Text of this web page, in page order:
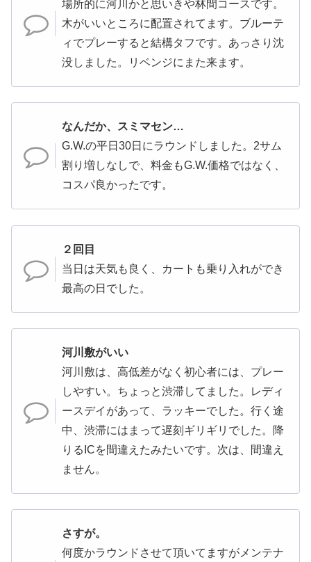
場所的に河川かと思いきや林間コースです。
木がいいところに配置されてます。ブルーテ
ィでプレーすると結構タフです。あっさり沈
没しました。リベンジにまた来ます。
なんだか、スミマセン…
G.W.の平日30日にラウンドしました。2サム
割り増しなしで、料金もG.W.価格ではなく、
コスパ良かったです。
２回目
当日は天気も良く、カートも乗り入れができ
最高の日でした。
河川敷がいい
河川敷は、高低差がなく初心者には、プレー
しやすい。ちょっと渋滞してました。レディ
ースデイがあって、ラッキーでした。行く途
中、渋滞にはまって遅刻ギリギリでした。降
りるICを間違えたみたいです。次は、間違え
ません。
さすが。
何度かラウンドさせて頂いてますがメンテナ